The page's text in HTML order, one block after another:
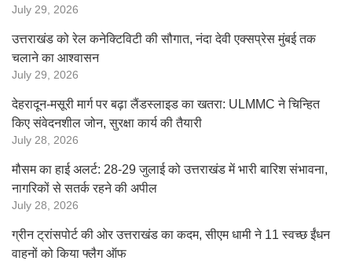
July 29, 2026
उत्तराखंड को रेल कनेक्टिविटी की सौगात, नंदा देवी एक्सप्रेस मुंबई तक
चलाने का आश्वासन
July 29, 2026
देहरादून-मसूरी मार्ग पर बढ़ा लैंडस्लाइड का खतरा: ULMMC ने चिन्हित
किए संवेदनशील जोन, सुरक्षा कार्य की तैयारी
July 28, 2026
मौसम का हाई अलर्ट: 28-29 जुलाई को उत्तराखंड में भारी बारिश संभावना,
नागरिकों से सतर्क रहने की अपील
July 28, 2026
ग्रीन ट्रांसपोर्ट की ओर उत्तराखंड का कदम, सीएम धामी ने 11 स्वच्छ ईंधन
वाहनों को किया फ्लैग ऑफ